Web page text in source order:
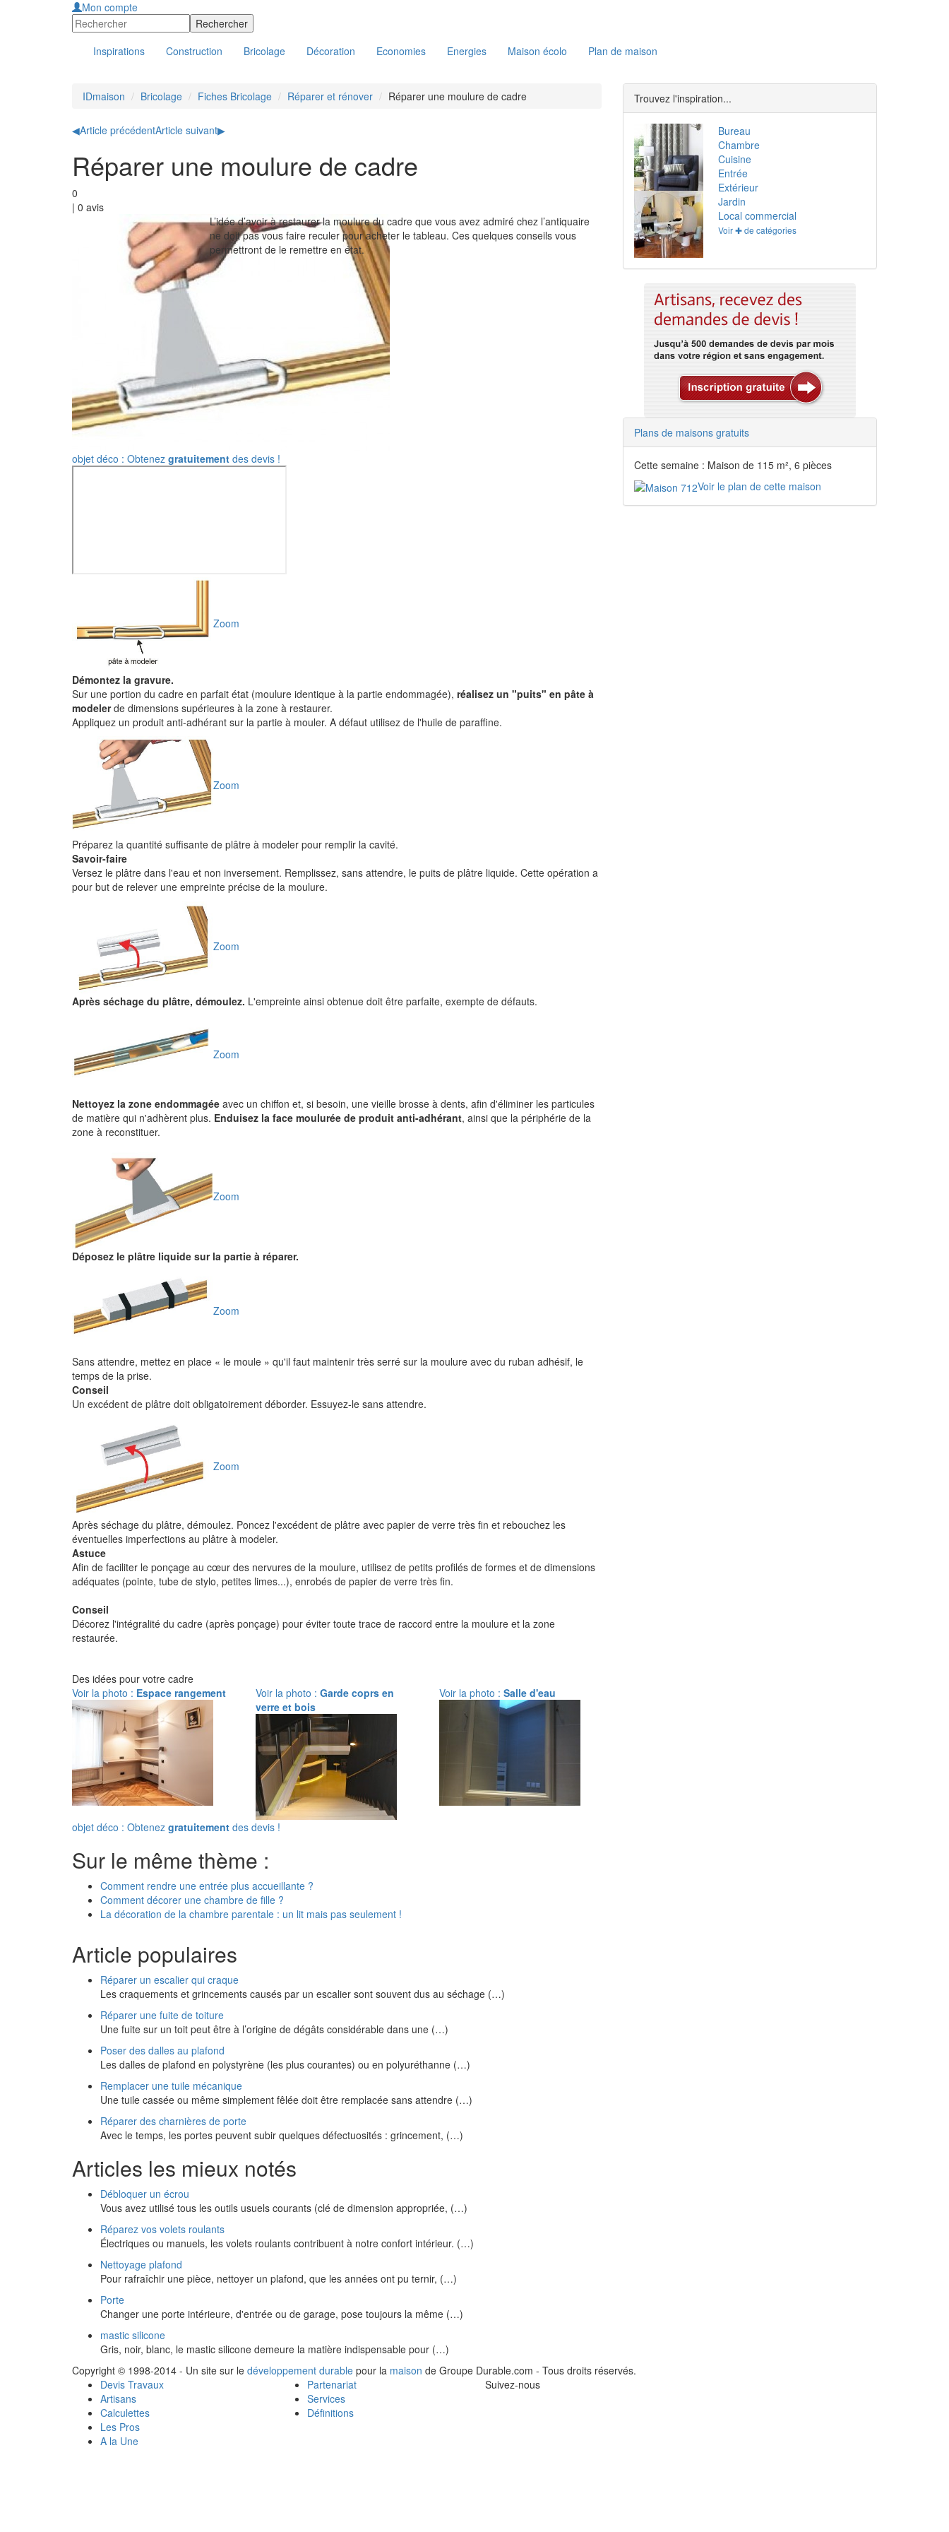
Mon compte
Inspirations Construction Bricolage Décoration Economies Energies Maison écolo Plan de maison
IDmaison Bricolage Fiches Bricolage Réparer et rénover Réparer une moulure de cadre
◀Article précédentArticle suivant▶
Réparer une moulure de cadre
0
| 0 avis
L’idée d’avoir à restaurer la moulure du cadre que vous avez admiré chez l’antiquaire
ne doit pas vous faire reculer pour acheter le tableau. Ces quelques conseils vous
permettront de le remettre en état.
objet déco : Obtenez gratuitement des devis !
Zoom
Démontez la gravure.
Sur une portion du cadre en parfait état (moulure identique à la partie endommagée), réalisez un "puits" en pâte à
modelerde dimensions supérieures à la zone à restaurer.
Appliquez un produit anti-adhérant sur la partie à mouler. A défaut utilisez de l'huile de paraffine.
Zoom
Préparez la quantité suffisante de plâtre à modeler pour remplir la cavité.
Savoir-faire
Versez le plâtre dans l'eau et non inversement. Remplissez, sans attendre, le puits de plâtre liquide. Cette opération a
pour but de relever une empreinte précise de la moulure.
Zoom
Après séchage du plâtre, démoulez. L'empreinte ainsi obtenue doit être parfaite, exempte de défauts.
Zoom
Nettoyez la zone endommagée avec un chiffon et, si besoin, une vieille brosse à dents, afin d'éliminer les particules
de matière qui n'adhèrent plus. Enduisez la face moulurée de produit anti-adhérant, ainsi que la périphérie de la
zone à reconstituer.
Zoom
Déposez le plâtre liquide sur la partie à réparer.
Zoom
Sans attendre, mettez en place « le moule » qu'il faut maintenir très serré sur la moulure avec du ruban adhésif, le
temps de la prise.
Conseil
Un excédent de plâtre doit obligatoirement déborder. Essuyez-le sans attendre.
Zoom
Après séchage du plâtre, démoulez. Poncez l'excédent de plâtre avec papier de verre très fin et rebouchez les
éventuelles imperfections au plâtre à modeler.
Astuce
Afin de faciliter le ponçage au cœur des nervures de la moulure, utilisez de petits profilés de formes et de dimensions
adéquates (pointe, tube de stylo, petites limes...), enrobés de papier de verre très fin.
Conseil
Décorez l'intégralité du cadre (après ponçage) pour éviter toute trace de raccord entre la moulure et la zone
restaurée.
Des idées pour votre cadre
Voir la photo : Espace rangement Voir la photo : Garde coprs en
verre et bois
Voir la photo : Salle d'eau
objet déco : Obtenez gratuitement des devis !
Sur le même thème :
Comment rendre une entrée plus accueillante ?
Comment décorer une chambre de fille ?
La décoration de la chambre parentale : un lit mais pas seulement !
Article populaires
Réparer un escalier qui craque
Les craquements et grincements causés par un escalier sont souvent dus au séchage (…)
Réparer une fuite de toiture
Une fuite sur un toit peut être à l’origine de dégâts considérable dans une (…)
Poser des dalles au plafond
Les dalles de plafond en polystyrène (les plus courantes) ou en polyuréthanne (…)
Remplacer une tuile mécanique
Une tuile cassée ou même simplement fêlée doit être remplacée sans attendre (…)
Réparer des charnières de porte
Avec le temps, les portes peuvent subir quelques défectuosités : grincement, (…)
Articles les mieux notés
Débloquer un écrou
Vous avez utilisé tous les outils usuels courants (clé de dimension appropriée, (…)
Réparez vos volets roulants
Électriques ou manuels, les volets roulants contribuent à notre confort intérieur. (…)
Nettoyage plafond
Pour rafraîchir une pièce, nettoyer un plafond, que les années ont pu ternir, (…)
Porte
Changer une porte intérieure, d'entrée ou de garage, pose toujours la même (…)
mastic silicone
Gris, noir, blanc, le mastic silicone demeure la matière indispensable pour (…)
Trouvez l'inspiration...
Bureau
Chambre
Cuisine
Entrée
Extérieur
Jardin
Local commercial
Voir ✚ de catégories
Plans de maisons gratuits
Cette semaine : Maison de 115 m², 6 pièces
Voir le plan de cette maison
Copyright © 1998-2014 - Un site sur le développement durable pour la maison de Groupe Durable.com - Tous droits réservés.
Devis Travaux
Artisans
Calculettes
Les Pros
A la Une
Partenariat
Services
Définitions
Suivez-nous